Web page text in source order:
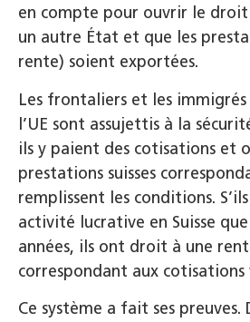
en compte pour ouvrir le droit
un autre État et que les
rente) soient exportées.
Les frontaliers et les
l’UE sont assujettis à la
ils y paient des cotisations et
prestations suisses
remplissent les conditions.
activité lucrative en Suisse
années, ils ont droit à une
correspondant aux cotisations
Ce système a fait ses preuves.